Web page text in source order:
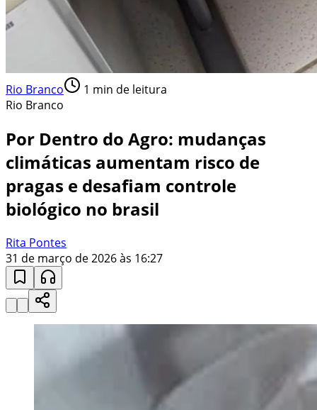
Rio Branco 1 min de leitura
Rio Branco
Por Dentro do Agro: mudanças
climáticas aumentam risco de
pragas e desafiam controle
biológico no brasil
Rita Pontes
31 de março de 2026 às 16:27